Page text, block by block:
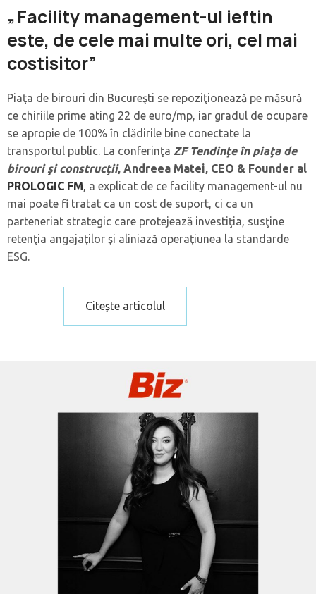
„Facility management-ul ieftin
este, de cele mai multe ori, cel mai
costisitor”
Piaţa de birouri din Bucureşti se repoziţionează pe măsură
ce chiriile prime ating 22 de euro/mp, iar gradul de ocupare
se apropie de 100% în clădirile bine conectate la
transportul public. La conferinţa ZF Tendinţe în piaţa de
birouri şi construcţii, Andreea Matei, CEO & Founder al
PROLOGIC FM, a explicat de ce facility management-ul nu
mai poate fi tratat ca un cost de suport, ci ca un
parteneriat strategic care protejează investiţia, susţine
retenţia angajaţilor şi aliniază operaţiunea la standarde
ESG.
Citește articolul